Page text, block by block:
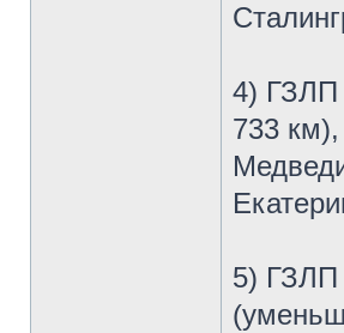
4) ГЗЛП
733
5) ГЗЛП